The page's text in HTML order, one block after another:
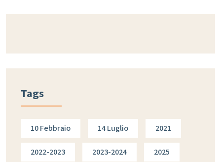
Tags
10 Febbraio 14 Luglio 2021
2022-2023 2023-2024 2025